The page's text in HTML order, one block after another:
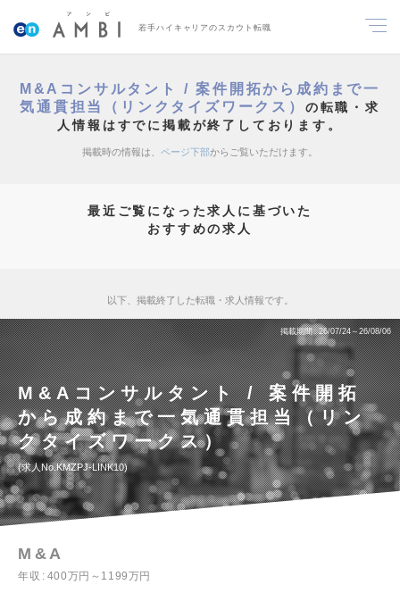
若手ハイキャリアのスカウト転職
M&Aコンサルタント / 案件開拓から成約まで一
気通貫担当（リンクタイズワークス） の転職・求
人情報はすでに掲載が終了しております。
掲載時の情報は、 ページ下部からご覧いただけます。
最近ご覧になった求人に基づいた
おすすめの求人
以下、掲載終了した転職・求人情報です。
掲載期間 26/07/24～26/08/06
M&Aコンサルタント / 案件開拓
から成約まで一気通貫担当（リン
クタイズワークス）
求人No.KMZPJ-LINK10
M&A
年収
400万円～1199万円